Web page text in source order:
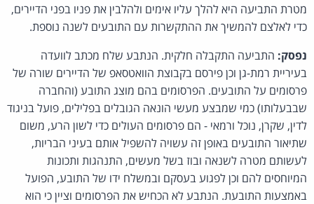
מטרת התביעה היא להלך עליו אימים ולהלבין את פניו בפני הדיירים,
כדי לאלצם להמשיך את ההתקשרות עם התובעים לשנה נוספת.
נפסק: התביעה התקבלה חלקית. הנתבע שלח מכתב לוועדה
בעיריית רמת-גן וכן פירסם בקבוצת הוואטסאפ של הדיירים שורה של
פרסומים על התובעים. הפרסומים בהם מוצג התובע (והחברה
שבבעלותו) כמי שמבצע מעשי הונאה הגובלים בפלילים, פועל בניגוד
לדין, שקרן, נוכל ורמאי - הם פרסומים העולים כדי לשון הרע, משום
שתיאור התובעים באופן זה עשויה להשפיל אותם בעיני הבריות,
לעשותם מטרה לשנאה ובוז בשל מעשים, התנהגות ותכונות
המיוחסים להם וכן לפגוע בעסקם ובמשלח ידו של התובע, הפועל
באמצעות התובעת. הנתבע לא הכחיש את הפרסומים וציין כי הוא